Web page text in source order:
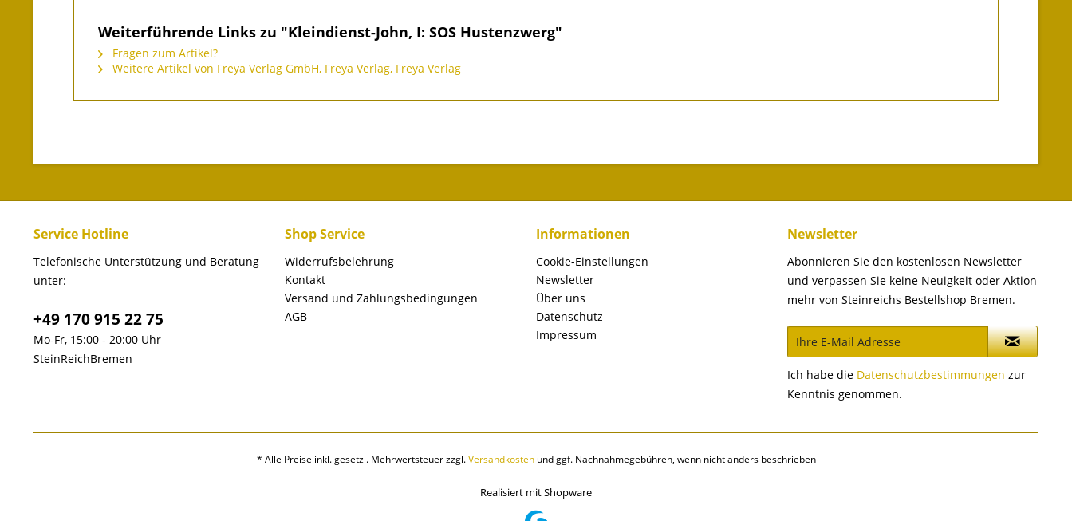
Weiterführende Links zu "Kleindienst-John, I: SOS Hustenzwerg"
Fragen zum Artikel?
Weitere Artikel von Freya Verlag GmbH, Freya Verlag, Freya Verlag
Service Hotline
Telefonische Unterstützung und Beratung
unter:
+49 170 915 22 75
Mo-Fr, 15:00 - 20:00 Uhr
SteinReichBremen
Shop Service
Widerrufsbelehrung
Kontakt
Versand und Zahlungsbedingungen
AGB
Informationen
Cookie-Einstellungen
Newsletter
Über uns
Datenschutz
Impressum
Newsletter
Abonnieren Sie den kostenlosen Newsletter
und verpassen Sie keine Neuigkeit oder Aktion
mehr von Steinreichs Bestellshop Bremen.
Ich habe die Datenschutzbestimmungen zur
Kenntnis genommen.
* Alle Preise inkl. gesetzl. Mehrwertsteuer zzgl.Versandkostenund ggf. Nachnahmegebühren, wenn nicht anders beschrieben
Realisiert mit Shopware